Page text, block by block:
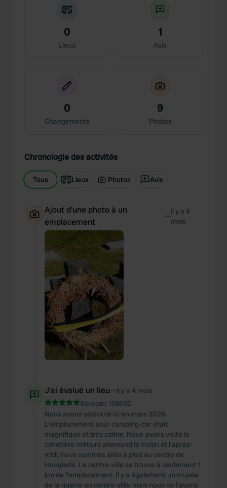
0
Lieux
1
Avis
0
Changements
9
Photos
Chronologie des activités
Tous Lieux Photos Avis
Ajout d'une photo à un
emplacement
—il y a 4
mois
J'ai évalué un lieu—il y a 4 mois
Sitecode: 158502
Nous avons séjourné ici en mars 2026.
L'emplacement pour camping-car était
magnifique et très calme. Nous avons visité le
cimetière militaire allemand le matin et l'après-
midi, nous sommes allés à pied au centre de
Hooglede. Le centre-ville se trouve à seulement 1
km de l'emplacement. Il y a également un musée
de la guerre en centre-ville, mais nous ne l'avons